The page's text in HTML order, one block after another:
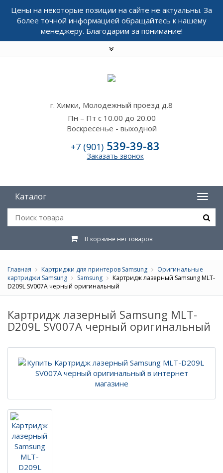
Цены на некоторые позиции на сайте не актуальны. За
более точной информацией обращайтесь к нашему
менеджеру. Благодарим за понимание!
г. Химки, Молодежный проезд д.8
Пн – Пт с 10.00 до 20.00
Воскресенье - выходной
+7 (901) 539-39-83
Заказать звонок
Каталог
В корзине нет товаров
Главная Картриджи для принтеров Samsung
Оригинальные
картриджи Samsung
Samsung
Картридж лазерный Samsung MLT-
D209L SV007A черный оригинальный
Картридж лазерный Samsung MLT-
D209L SV007A черный оригинальный